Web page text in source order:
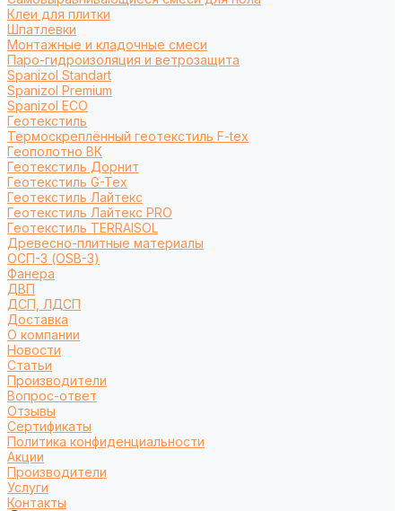
Клеи для плитки
Шпатлевки
Монтажные и кладочные смеси
Паро-гидроизоляция и ветрозащита
Spanizol Standart
Spanizol Premium
Spanizol ECO
Геотекстиль
Термоскреплённый геотекстиль F-tex
Геополотно ВК
Геотекстиль Дорнит
Геотекстиль G-Tex
Геотекстиль Лайтекс
Геотекстиль Лайтекс PRO
Геотекстиль TERRAISOL
Древесно-плитные материалы
ОСП-3 (OSB-3)
Фанера
ДВП
ДСП, ЛДСП
Доставка
О компании
Новости
Статьи
Производители
Вопрос-ответ
Отзывы
Сертификаты
Политика конфиденциальности
Акции
Производители
Услуги
Контакты